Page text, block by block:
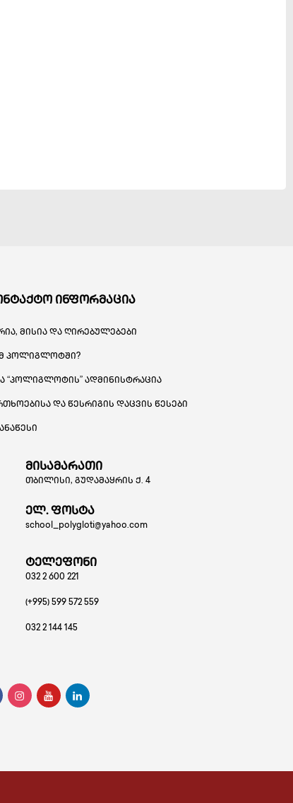
ინფორმაცია
მისია და ღირებულებები
პოლიგლოტში?
“პოლიგლოტის” ადმინისტრაცია
და წესრიგის დაცვის წესები
მისამარათი
თბილისი, გუდამაყრის ქ. 4
ელ. ფოსტა
school_polygloti@yahoo.com
ტელეფონი
032 2 600 221
(+995) 599 572 559
032 2 144 145